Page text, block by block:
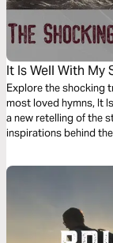
It Is Well With My
Explore the shocking
most loved hymns, It
a new retelling of the
inspirations behind